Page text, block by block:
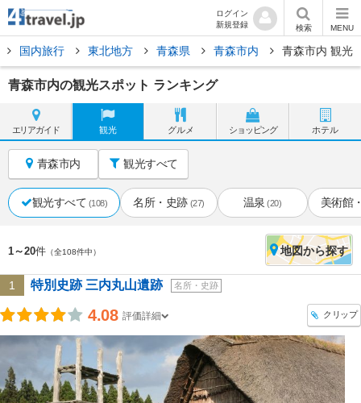
ログイン
新規登録
検索 MENU
国内旅行 東北地方 青森県 青森市内 青森市内 観光
青森市内の観光スポット ランキング
エリアガイド 観光 グルメ ショッピング ホテル
青森市内 観光すべて
観光すべて (108) 名所・史跡 (27) 温泉 (20) 美術館
1～20件 （全108件中） 地図から探す
1 特別史跡 三内丸山遺跡 名所・史跡
4.08 評価詳細 クリップ